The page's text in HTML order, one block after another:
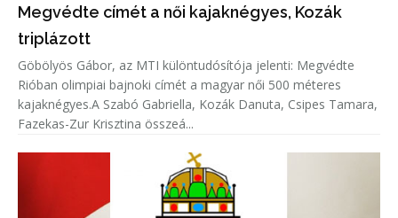
Megvédte címét a női kajaknégyes, Kozák
triplázott
Göbölyös Gábor, az MTI különtudósítója jelenti: Megvédte
Rióban olimpiai bajnoki címét a magyar női 500 méteres
kajaknégyes.A Szabó Gabriella, Kozák Danuta, Csipes Tamara,
Fazekas-Zur Krisztina összeá...